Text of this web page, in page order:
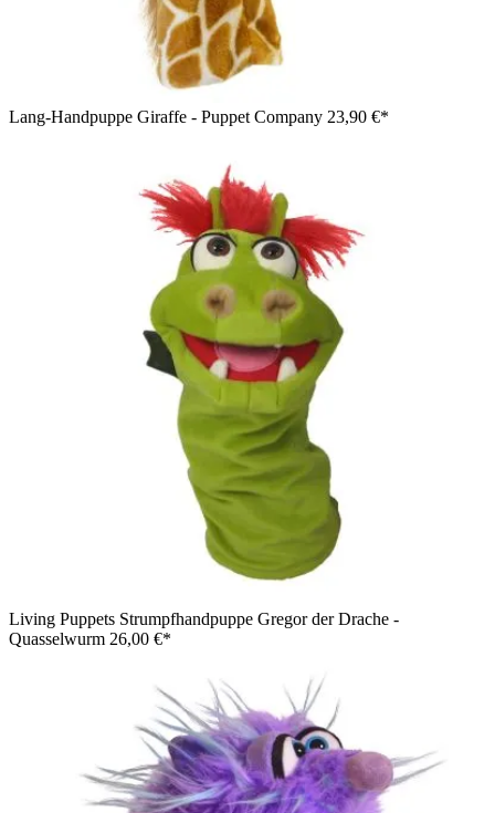
Lang-Handpuppe Giraffe - Puppet Company 23,90 €*
Living Puppets Strumpfhandpuppe Gregor der Drache -
Quasselwurm 26,00 €*